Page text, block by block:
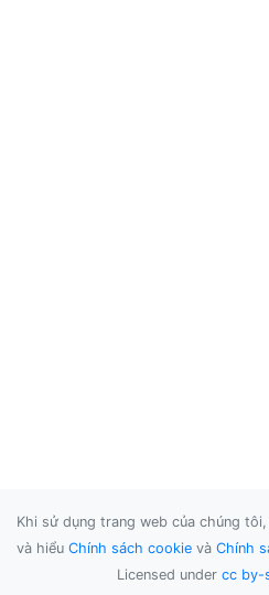
Khi sử dụng trang web của chúng
và hiểu Chính sách cookie và Chính
Licensed under cc by-